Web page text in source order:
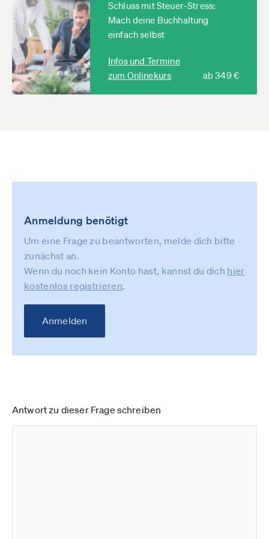
Schluss mit Steuer-Stress:
Mach deine Buchhaltung
einfach selbst
Infos und Termine
zum Onlinekurs
ab 349 €
Anmeldung benötigt
Um eine Frage zu beantworten, melde dich bitte
zunächst an.
Wenn du noch kein Konto hast, kannst du dich hier
kostenlos registrieren.
Anmelden
Antwort zu dieser Frage schreiben